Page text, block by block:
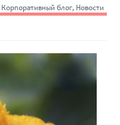
Корпоративный блог, Новости